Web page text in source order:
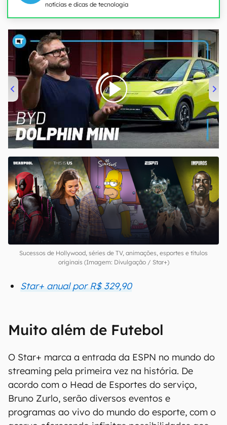
notícias e dicas de tecnologia
00:00/04:07
Sucessos de Hollywood, séries de TV, animações, esportes e títulos
originais (Imagem: Divulgação / Star+)
Star+ anual por R$ 329,90
Muito além de Futebol
O Star+ marca a entrada da ESPN no mundo do
streaming pela primeira vez na história. De
acordo com o Head de Esportes do serviço,
Bruno Zurlo, serão diversos eventos e
programas ao vivo do mundo do esporte, com o